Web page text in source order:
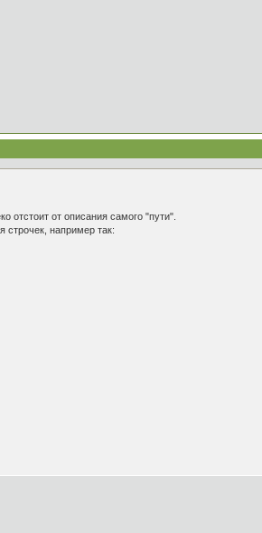
отстоит от описания самого "пути".
строчек, например так: